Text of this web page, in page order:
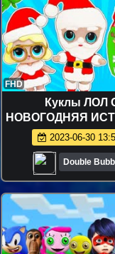
FHD
Куклы ЛОЛ
НОВОГОДНЯЯ
LOL Big Surprise
Гринч,
2023-06-30
Double